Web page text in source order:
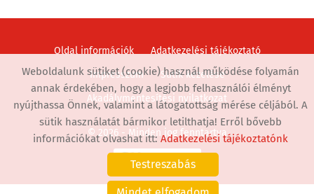
© 2026 - Minden jog fenntartva
Oldal információk
Adatkezelési tájékoztató
Impresszum
Sütik kezelése
Akadálymentesítési nyilatkozat
Testreszabás
Weboldalunk sütiket (cookie) használ működése folyamán
annak érdekében, hogy a legjobb felhasználói élményt
nyújthassa Önnek, valamint a látogatottság mérése céljából. A
sütik használatát bármikor letilthatja! Erről bővebb
információkat olvashat itt:Adatkezelési tájékoztatónk